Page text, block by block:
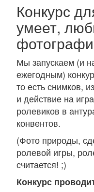
Конкурс
умеет,
Мы запускаем (и
ежегодным)
то есть снимков,
и действие на
ролевиков в
конвентов.
(Фото природы,
ролевой игры,
считается! ;)
Конкурс